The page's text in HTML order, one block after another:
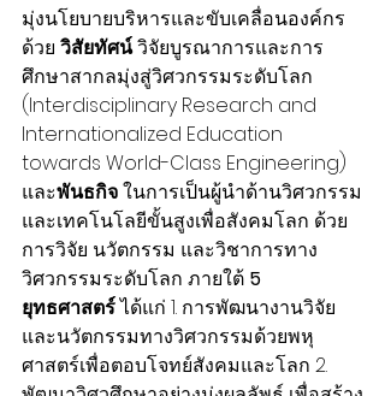
มุ่งนโยบายบริหารและขับเคลื่อนองค์กร
ด้วย วิสัยทัศน์ วิจัยบูรณาการและการ
ศึกษาสากลมุ่งสู่วิศวกรรมระดับโลก
(Interdisciplinary Research and
Internationalized Education
towards World-Class Engineering)
และพันธกิจ ในการเป็นผู้นำด้านวิศวกรรม
และเทคโนโลยีขั้นสูงเพื่อสังคมโลก ด้วย
การวิจัย นวัตกรรม และวิชาการทาง
วิศวกรรมระดับโลก ภายใต้ 5
ยุทธศาสตร์ ได้แก่ 1. การพัฒนางานวิจัย
และนวัตกรรมทางวิศวกรรมด้วยพหุ
ศาสตร์เพื่อตอบโจทย์สังคมและโลก 2.